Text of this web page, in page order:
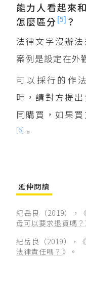
能力人看起來
怎麼區分 [5] ？
法律文字沒辦
案例是設定在外
可以採行的作
時，請對方提
同購買，如果
[6] 。
延伸閱讀
紀岳良（2019），
母可以要求退貨嗎？
紀岳良（2019），《
法律責任嗎？ 》。